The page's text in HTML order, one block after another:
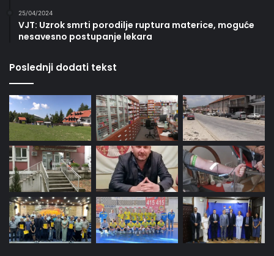
25/04/2024
VJT: Uzrok smrti porodilje ruptura materice, moguće
nesavesno postupanje lekara
Poslednji dodati tekst